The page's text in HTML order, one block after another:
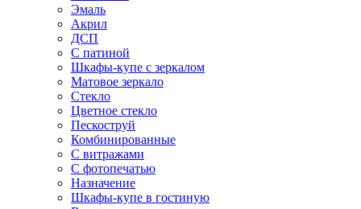
Эмаль
Акрил
ДСП
С патиной
Шкафы-купе с зеркалом
Матовое зеркало
Стекло
Цветное стекло
Пескоструй
Комбинированные
С витражами
С фотопечатью
Назначение
Шкафы-купе в гостиную